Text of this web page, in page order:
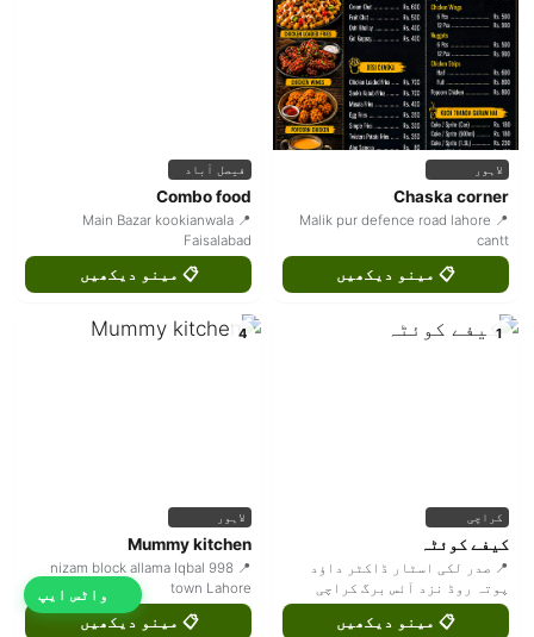
لاہور
Chaska corner
📍 Malik pur defence road lahore
cantt
📋 مینو دیکھیں
فیصل آباد
Combo food
📍 Main Bazar kookianwala
Faisalabad
📋 مینو دیکھیں
1
کراچی
کیفے کوئٹہ
📍 صدر لکی اسٹار ڈاکٹر داؤد
پوتہ روڈ نزد آئس برگ کراچی
📋 مینو دیکھیں
4
لاہور
Mummy kitchen
📍 998 nizam block allama Iqbal
town Lahore
📋 مینو دیکھیں
واٹس ایپ